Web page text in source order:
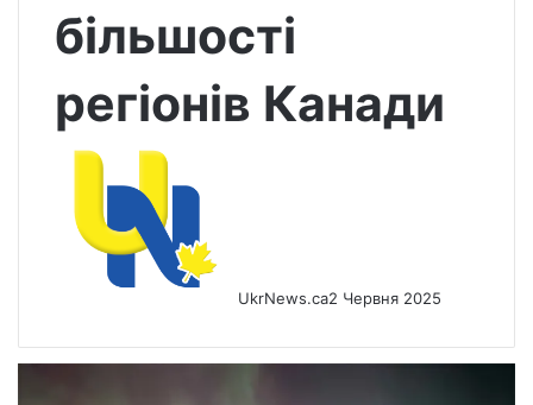
більшості
регіонів Канади
UkrNews.ca2 Червня 2025